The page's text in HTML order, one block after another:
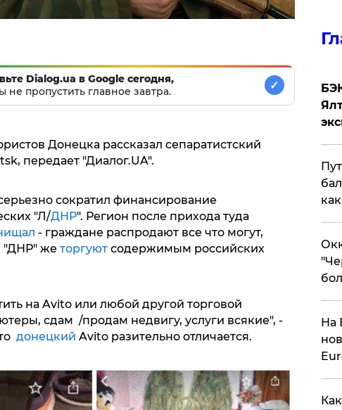
Dialog.ua в Google сегодня,
не пропустить главное завтра.
✓
Донецка рассказал сепаратистский
передает "Диалог.UA".
сократил финансирование
"Л/ДНР". Регион после прихода туда
- граждане распродают все что могут,
"ДНР" же торгуютсодержимым российских
на Avito или любой другой торговой
сдам /продам недвигу, услуги всякие", -
донецкий Avito разительно отличается.
На